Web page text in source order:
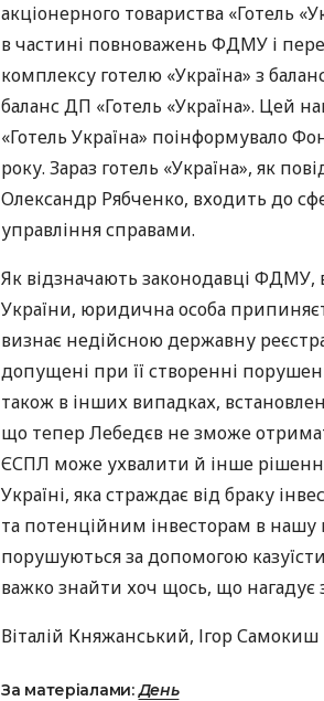
акціонерного товариства «Готель
в частині повноважень ФДМУ і
комплексу готелю «Україна» з
баланс ДП «Готель «Україна». Цей
«Готель Україна» поінформувало
року. Зараз готель «Україна», як
Олександр Рябченко, входить до
управління справами.
Як відзначають законодавці ФДМУ,
України, юридична особа
визнає недійсною державну
допущені при її створенні
також в інших випадках,
що тепер Лебедєв не зможе
ЄСПЛ може ухвалити й інше
Україні, яка страждає від браку
та потенційним інвесторам в нашу
порушуються за допомогою
важко знайти хоч щось, що нагадує
Віталій Княжанський, Ігор Самокиш
За матеріалами:День